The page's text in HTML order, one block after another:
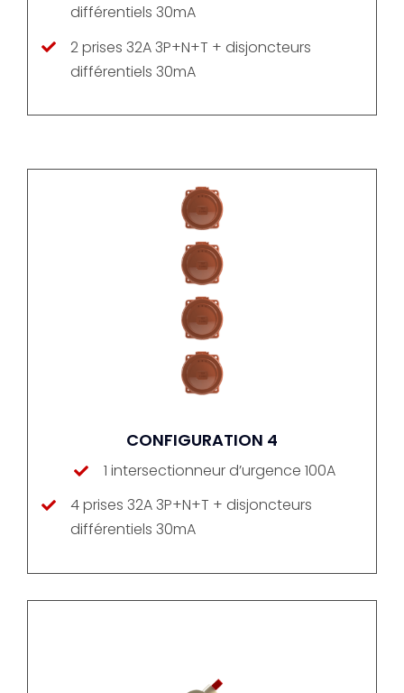
différentiels 30mA
2 prises 32A 3P+N+T + disjoncteurs
différentiels 30mA
CONFIGURATION 4
1 intersectionneur d’urgence 100A
4 prises 32A 3P+N+T + disjoncteurs
différentiels 30mA